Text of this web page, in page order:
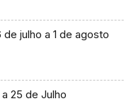
de julho a 1 de agosto
a 25 de Julho